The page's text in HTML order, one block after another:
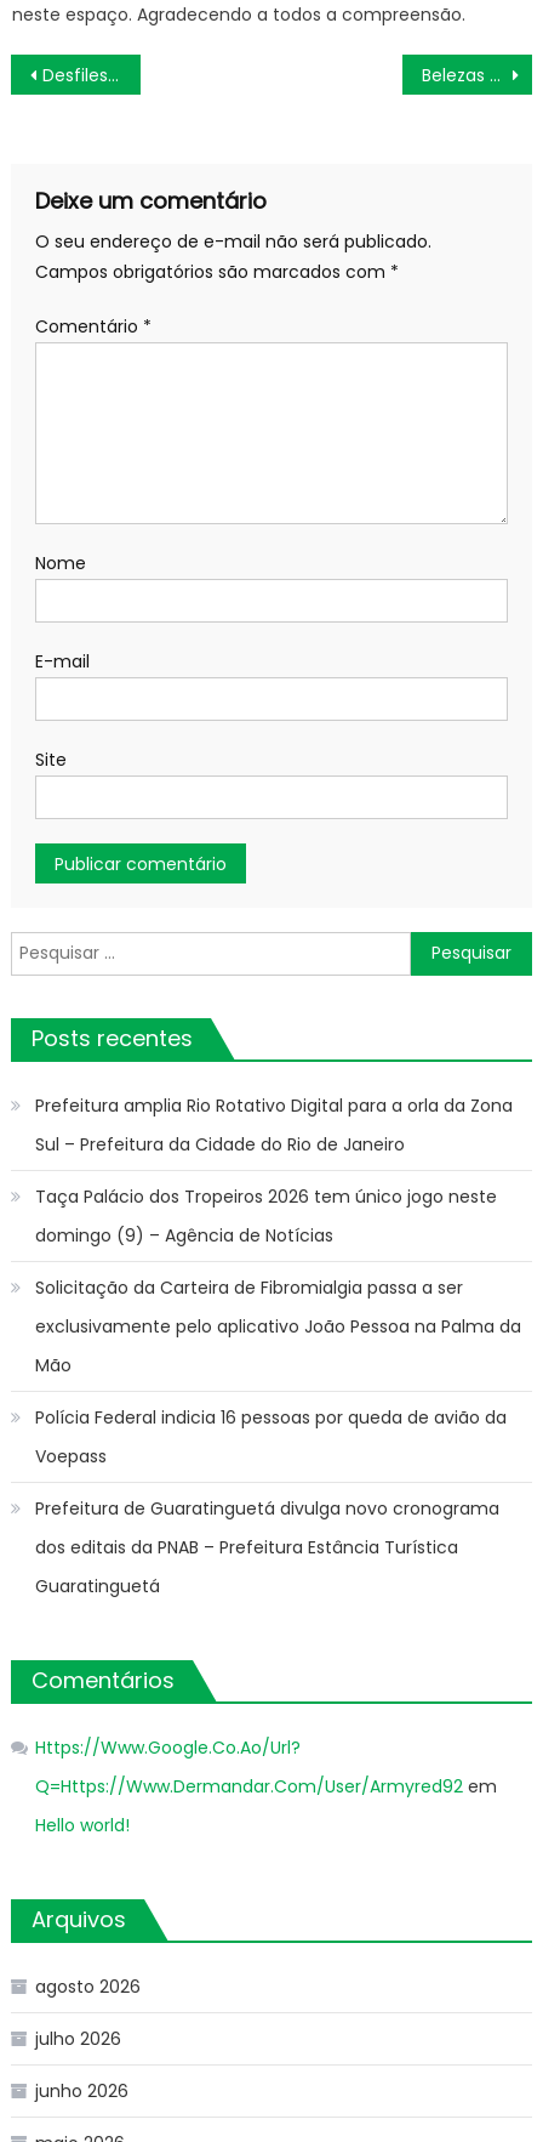
neste espaço. Agradecendo a todos a compreensão.
Navegação
de
Desfiles na Sapucaí e blocos de rua atraem milhares de foliões no domingo de carnaval – Prefeitura da Cidade do Rio de Janeiro Belezas naturais, gastronomia e infraestrutura conquistam turistas que vieram a João Pessoa no Carnaval
Deixe um comentário
O seu endereço de e-mail não será publicado.
Campos obrigatórios são marcados com *
Comentário *
Nome
E-mail
Site
Pesquisar
por:
Posts recentes
Prefeitura amplia Rio Rotativo Digital para a orla da Zona
Sul – Prefeitura da Cidade do Rio de Janeiro
Taça Palácio dos Tropeiros 2026 tem único jogo neste
domingo (9) – Agência de Notícias
Solicitação da Carteira de Fibromialgia passa a ser
exclusivamente pelo aplicativo João Pessoa na Palma da
Mão
Polícia Federal indicia 16 pessoas por queda de avião da
Voepass
Prefeitura de Guaratinguetá divulga novo cronograma
dos editais da PNAB – Prefeitura Estância Turística
Guaratinguetá
Comentários
Https://Www.Google.Co.Ao/Url?
Q=Https://Www.Dermandar.Com/User/Armyred92em
Hello world!
Arquivos
agosto 2026
julho 2026
junho 2026